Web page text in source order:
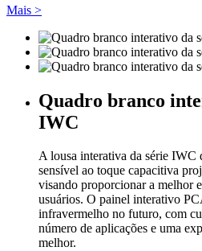
Mais >
Quadro branco
IWC
A lousa interativa da série IWC
sensível ao toque capacitiva
visando proporcionar a melhor
usuários. O painel interativo
infravermelho no futuro, com
número de aplicações e uma
melhor.